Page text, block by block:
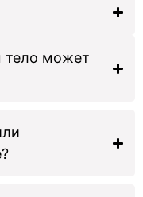
тело может